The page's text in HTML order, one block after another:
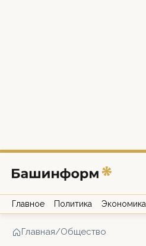
Главное Политика Экономика
Главная/Общество